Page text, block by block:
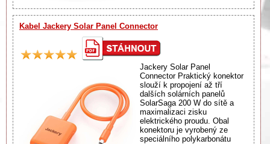
Kabel Jackery Solar Panel Connector
Jackery Solar Panel
Connector Praktický konektor
slouží k propojení až tří
dalších solárních panelů
SolarSaga 200 W do sítě a
maximalizaci zisku
elektrického proudu. Obal
konektoru je vyrobený ze
speciálního polykarbonátu